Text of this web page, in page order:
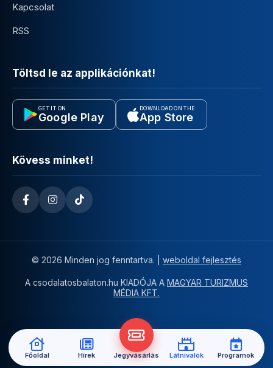
Kapcsolat
RSS
Töltsd le az applikációnkat!
GET IT ON
Google Play
DOWNLOAD ON THE
App Store
Kövess minket!
© 2026 Minden jog fenntartva. | weboldal fejlesztés
A csodalatosbalaton.hu KIADÓJA A MAGYAR TURIZMUS
MÉDIA KFT.
Főoldal Hírek Jegyvásárlás Látnivalók Programok